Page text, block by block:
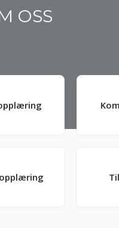
OSS